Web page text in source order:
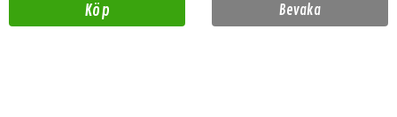
Köp Bevaka